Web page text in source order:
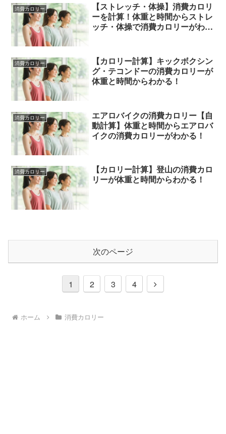
消費カロリー
【ストレッチ・体操】消費カロリ
ーを計算！体重と時間からストレ
ッチ・体操で消費カロリーがわか
消費カロリー
【カロリー計算】キックボクシン
グ・テコンドーの消費カロリーが
体重と時間からわかる！
消費カロリー
エアロバイクの消費カロリー【自
動計算】体重と時間からエアロバ
イクの消費カロリーがわかる！
消費カロリー
【カロリー計算】登山の消費カロ
リーが体重と時間からわかる！
次のページ
1 2 3 4
次
ホーム 消費カロリー